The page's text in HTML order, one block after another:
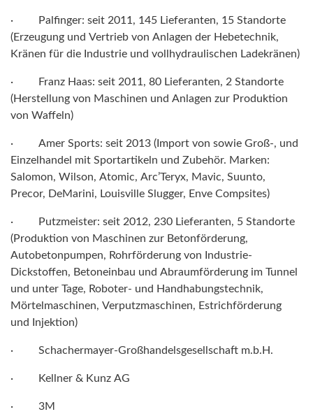
· Palfinger: seit 2011, 145 Lieferanten, 15 Standorte
(Erzeugung und Vertrieb von Anlagen der Hebetechnik,
Kränen für die Industrie und vollhydraulischen Ladekränen)
· Franz Haas: seit 2011, 80 Lieferanten, 2 Standorte
(Herstellung von Maschinen und Anlagen zur Produktion
von Waffeln)
· Amer Sports: seit 2013 (Import von sowie Groß-, und
Einzelhandel mit Sportartikeln und Zubehör. Marken:
Salomon, Wilson, Atomic, Arc’Teryx, Mavic, Suunto,
Precor, DeMarini, Louisville Slugger, Enve Compsites)
· Putzmeister: seit 2012, 230 Lieferanten, 5 Standorte
(Produktion von Maschinen zur Betonförderung,
Autobetonpumpen, Rohrförderung von Industrie-
Dickstoffen, Betoneinbau und Abraumförderung im Tunnel
und unter Tage, Roboter- und Handhabungstechnik,
Mörtelmaschinen, Verputzmaschinen, Estrichförderung
und Injektion)
· Schachermayer-Großhandelsgesellschaft m.b.H.
· Kellner & Kunz AG
· 3M